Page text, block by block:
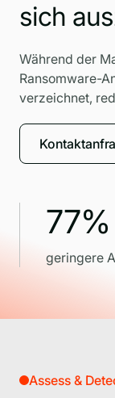
sich
Während der
Ransomware-
verzeichnet,
77%
geringere
Assess &